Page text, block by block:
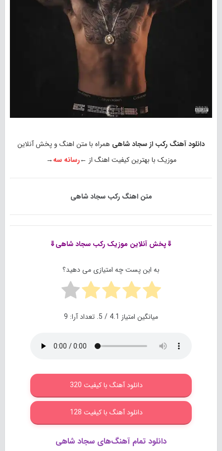
دانلود آهنگ رکب از سجاد شاهی همراه با متن اهنگ و پخش آنلاین
موزیک با بهترین کیفیت اهنگ از ←رسانه سه→
متن اهنگ رکب سجاد شاهی
⇓پخش آنلاین موزیک رکب سجاد شاهی⇓
به این پست چه امتیازی می دهید؟
میانگین امتیاز 4.1 / 5. تعداد آرا: 9
دانلود آهنگ با کیفیت 320
دانلود آهنگ با کیفیت 128
دانلود تمام آهنگ‌های سجاد شاهی